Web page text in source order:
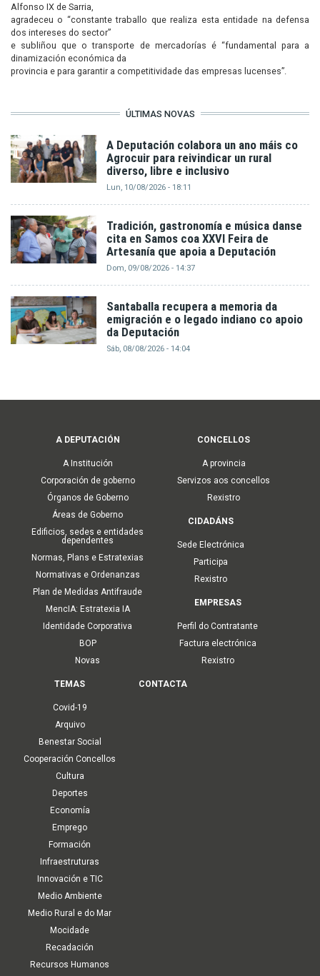
Alfonso IX de Sarria,
agradeceu o “constante traballo que realiza esta entidade na defensa
dos intereses do sector”
e subliñou que o transporte de mercadorías é “fundamental para a
dinamización económica da
provincia e para garantir a competitividade das empresas lucenses”.
ÚLTIMAS NOVAS
A Deputación colabora un ano máis co
Agrocuir para reivindicar un rural
diverso, libre e inclusivo
Lun, 10/08/2026 - 18:11
Tradición, gastronomía e música danse
cita en Samos coa XXVI Feira de
Artesanía que apoia a Deputación
Dom, 09/08/2026 - 14:37
Santaballa recupera a memoria da
emigración e o legado indiano co apoio
da Deputación
Sáb, 08/08/2026 - 14:04
navigation
A DEPUTACIÓN
A Institución
Corporación de goberno
Órganos de Goberno
Áreas de Goberno
Edificios, sedes e entidades
dependentes
Normas, Plans e Estratexias
Normativas e Ordenanzas
Plan de Medidas Antifraude
MencIA: Estratexia IA
Identidade Corporativa
BOP
Novas
CONCELLOS
A provincia
Servizos aos concellos
Rexistro
CIDADÁNS
Sede Electrónica
Participa
Rexistro
EMPRESAS
Perfil do Contratante
Factura electrónica
Rexistro
TEMAS
Covid-19
Arquivo
Benestar Social
Cooperación Concellos
Cultura
Deportes
Economía
Emprego
Formación
Infraestruturas
Innovación e TIC
Medio Ambiente
Medio Rural e do Mar
Mocidade
Recadación
Recursos Humanos
CONTACTA